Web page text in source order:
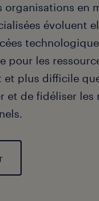
organisations en
évoluent
pour les
plus difficile
et de fidéliser les